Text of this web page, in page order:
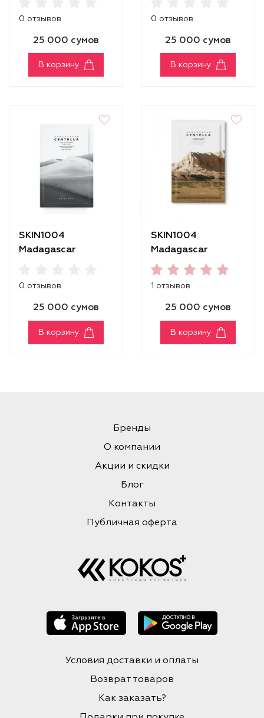
0 отзывов
25 000 сумов
В корзину
0 отзывов
25 000 сумов
В корзину
SKIN1004
Madagascar
0 отзывов
25 000 сумов
В корзину
SKIN1004
Madagascar
Centella Watergel
Sheet Ampoule
1 отзывов
25 000 сумов
В корзину
Бренды
О компании
Акции и скидки
Блог
Контакты
Публичная оферта
Условия доставки и оплаты
Возврат товаров
Как заказать?